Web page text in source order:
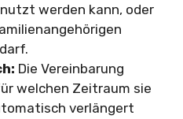
werden kann, oder
Die Vereinbarung
welchen Zeitraum sie
verlängert